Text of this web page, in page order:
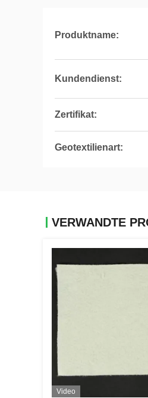
Produktname:
Kundendienst:
Zertifikat:
Geotextilienart:
Video